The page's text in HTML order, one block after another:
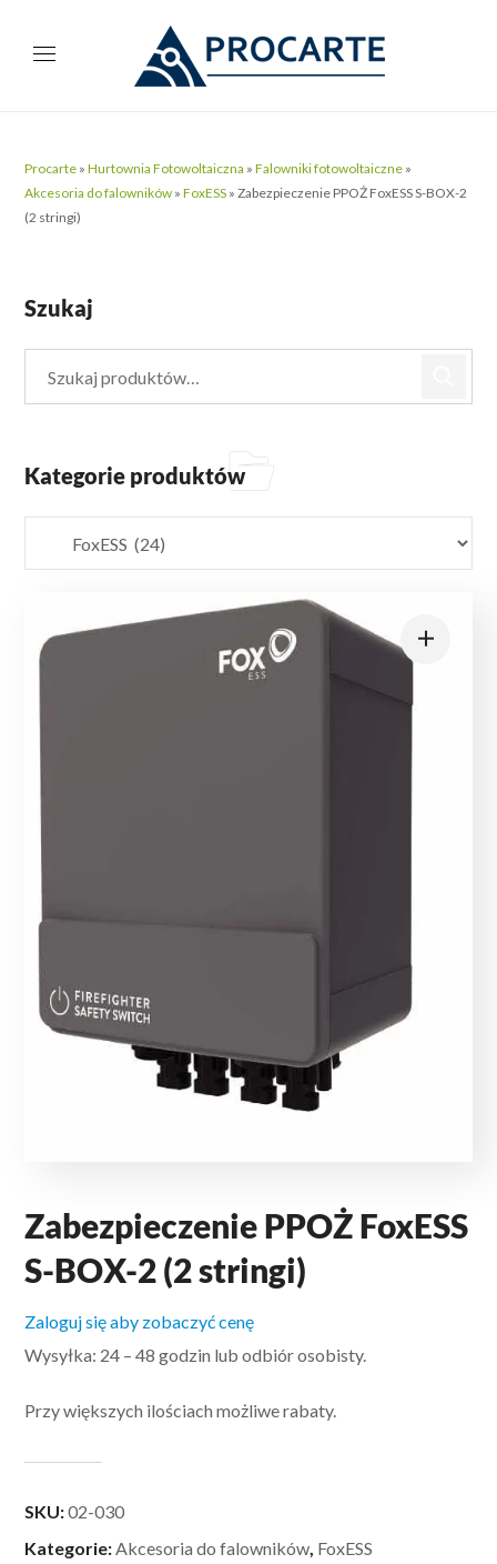
Procarte »Hurtownia Fotowoltaiczna »Falowniki fotowoltaiczne »
Akcesoria do falowników »FoxESS »Zabezpieczenie PPOŻ FoxESS S-BOX-2
(2 stringi)
Zabezpieczenie PPOŻ FoxESS
S-BOX-2 (2 stringi)
Zaloguj się aby zobaczyć cenę
Wysyłka: 24 – 48 godzin lub odbiór osobisty.
Przy większych ilościach możliwe rabaty.
SKU:02-030
Kategorie:Akcesoria do falowników, FoxESS
Szukaj
Kategorie produktów